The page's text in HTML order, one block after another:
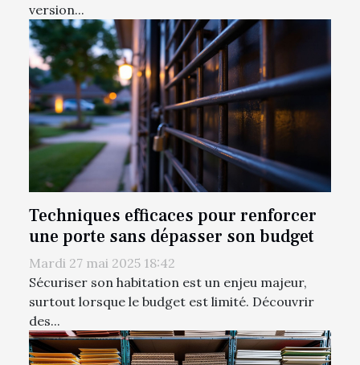
version...
Techniques efficaces pour renforcer
une porte sans dépasser son budget
Mardi 27 mai 2025 18:42
Sécuriser son habitation est un enjeu majeur,
surtout lorsque le budget est limité. Découvrir
des...